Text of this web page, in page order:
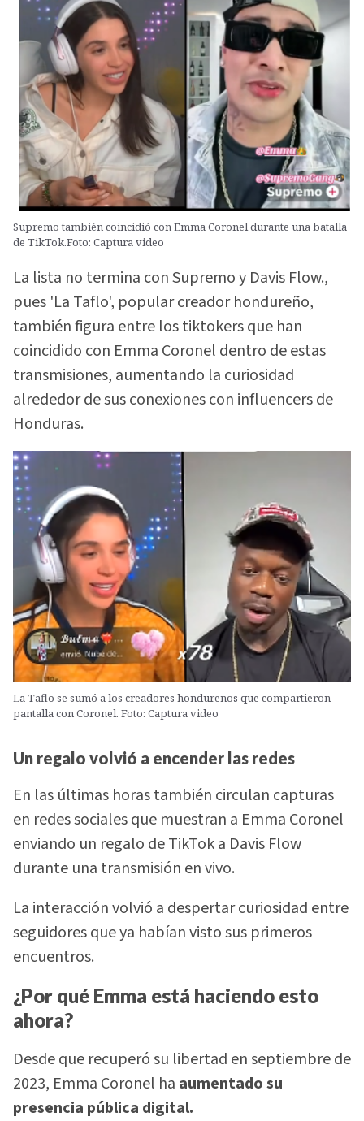
Supremo también coincidió con Emma Coronel durante una batalla
de TikTok.Foto: Captura video
La lista no termina con Supremo y Davis Flow.,
pues 'La Taflo', popular creador hondureño,
también figura entre los tiktokers que han
coincidido con Emma Coronel dentro de estas
transmisiones, aumentando la curiosidad
alrededor de sus conexiones con influencers de
Honduras.
La Taflo se sumó a los creadores hondureños que compartieron
pantalla con Coronel. Foto: Captura video
Un regalo volvió a encender las redes
En las últimas horas también circulan capturas
en redes sociales que muestran a Emma Coronel
enviando un regalo de TikTok a Davis Flow
durante una transmisión en vivo.
La interacción volvió a despertar curiosidad entre
seguidores que ya habían visto sus primeros
encuentros.
¿Por qué Emma está haciendo esto
ahora?
Desde que recuperó su libertad en septiembre de
2023, Emma Coronel ha aumentado su
presencia pública digital.